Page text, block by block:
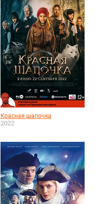
Красная шапочка
2022